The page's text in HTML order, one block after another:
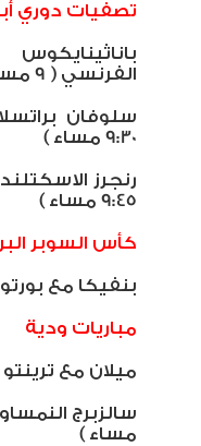
تصفيات دوري
الفرنسي ( 9 مساء )
سلوفان
9:30 مساء )
رنجرز
9:45 مساء )
كأس السوبر
بنفيكا مع بورتو ( 10:45
مباريات ودية
ميلان مع ترينتو
مساء )